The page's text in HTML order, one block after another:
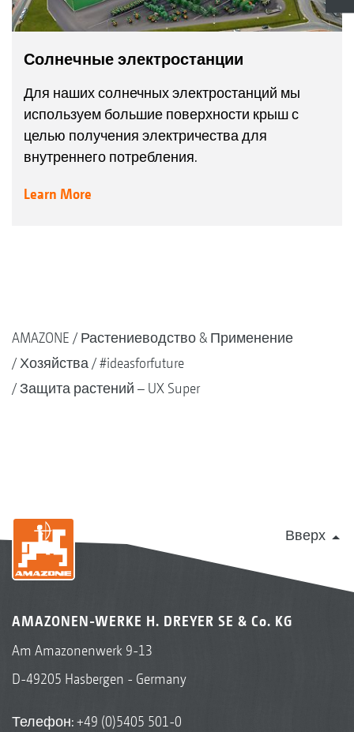
Солнечные электростанции
Для наших солнечных электростанций мы
используем большие поверхности крыш с
целью получения электричества для
внутреннего потребления.
Learn More
AMAZONE
Растениеводство & Применение
Хозяйства
#ideasforfuture
Защита растений – UX Super
Вверх
AMAZONEN-WERKE H. DREYER SE & Co. KG
Am Amazonenwerk 9-13
D-49205 Hasbergen - Germany
Телефон:+49 (0)5405 501-0